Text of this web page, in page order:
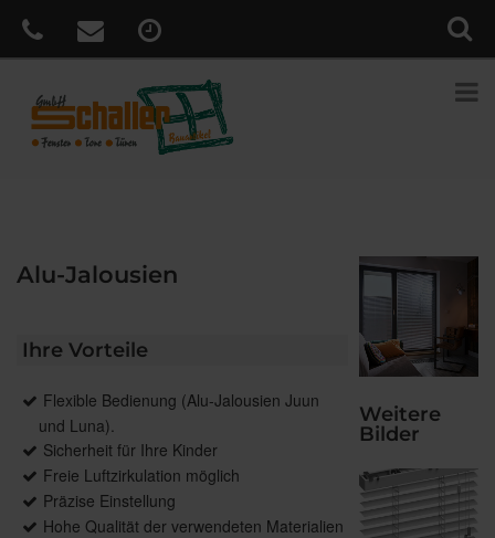
Alu-Jalousien
Ihre Vorteile
Flexible Bedienung (Alu-Jalousien Juun
und Luna).
Sicherheit für Ihre Kinder
Freie Luftzirkulation möglich
Präzise Einstellung
Hohe Qualität der verwendeten Materialien
Weitere
Bilder